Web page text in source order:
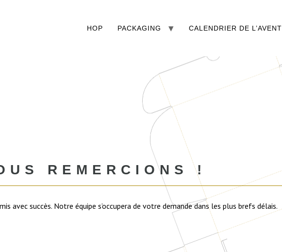
HOP PACKAGING CALENDRIER DE L’AVENT
REMERCIONS !
avec succès. Notre équipe s’occupera de votre demande dans les plus brefs délais.